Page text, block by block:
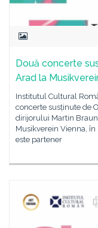
Două concerte
Arad la
Institutul Cultural
concerte susținute de
dirijorului Martin
Musikverein Vienna, în
este partener